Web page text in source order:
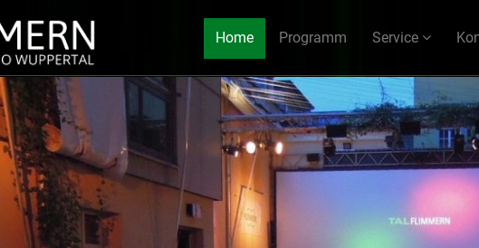
Home Programm Service